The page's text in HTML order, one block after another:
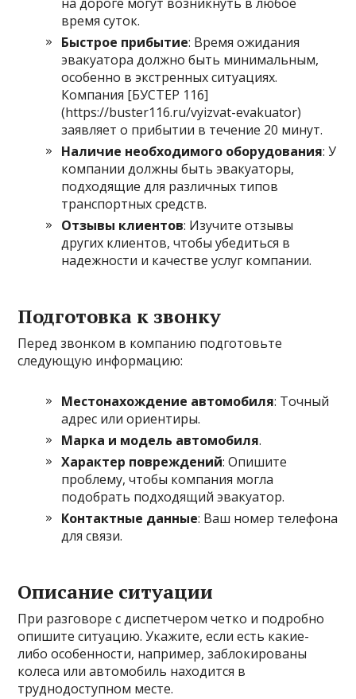
на дороге могут возникнуть в любое
время суток.
Быстрое прибытие: Время ожидания
эвакуатора должно быть минимальным,
особенно в экстренных ситуациях.
Компания [БУСТЕР 116]
(https://buster116.ru/vyizvat-evakuator)
заявляет о прибытии в течение 20 минут.
Наличие необходимого оборудования: У
компании должны быть эвакуаторы,
подходящие для различных типов
транспортных средств.
Отзывы клиентов: Изучите отзывы
других клиентов, чтобы убедиться в
надежности и качестве услуг компании.
Подготовка к звонку
Перед звонком в компанию подготовьте
следующую информацию:
Местонахождение автомобиля: Точный
адрес или ориентиры.
Марка и модель автомобиля.
Характер повреждений: Опишите
проблему, чтобы компания могла
подобрать подходящий эвакуатор.
Контактные данные: Ваш номер телефона
для связи.
Описание ситуации
При разговоре с диспетчером четко и подробно
опишите ситуацию. Укажите, если есть какие-
либо особенности, например, заблокированы
колеса или автомобиль находится в
труднодоступном месте.